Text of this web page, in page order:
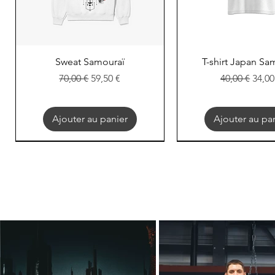
Aperçu rapide
Sweat Samouraï
Prix original
70,00 € Prix promotionnel
59,50 €
Ajouter au panier
Aperçu
T-shirt Japan
Prix original
40,00 € Prix
Ajouter au